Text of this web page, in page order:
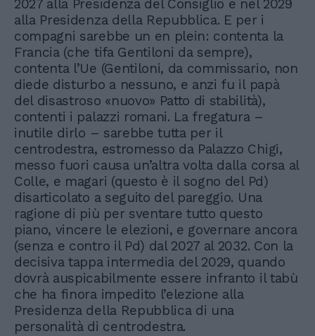
2027 alla Presidenza del Consiglio e nel 2029
alla Presidenza della Repubblica. E per i
compagni sarebbe un en plein: contenta la
Francia (che tifa Gentiloni da sempre),
contenta l’Ue (Gentiloni, da commissario, non
diede disturbo a nessuno, e anzi fu il papà
del disastroso «nuovo» Patto di stabilità),
contenti i palazzi romani. La fregatura –
inutile dirlo – sarebbe tutta per il
centrodestra, estromesso da Palazzo Chigi,
messo fuori causa un’altra volta dalla corsa al
Colle, e magari (questo è il sogno del Pd)
disarticolato a seguito del pareggio. Una
ragione di più per sventare tutto questo
piano, vincere le elezioni, e governare ancora
(senza e contro il Pd) dal 2027 al 2032. Con la
decisiva tappa intermedia del 2029, quando
dovrà auspicabilmente essere infranto il tabù
che ha finora impedito l’elezione alla
Presidenza della Repubblica di una
personalità di centrodestra.